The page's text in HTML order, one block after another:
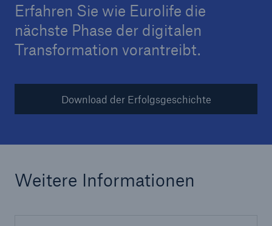
Erfahren Sie wie Eurolife die
nächste Phase der digitalen
Transformation vorantreibt.
Download der Erfolgsgeschichte
Weitere Informationen
CLARA plus
MIRA Pro